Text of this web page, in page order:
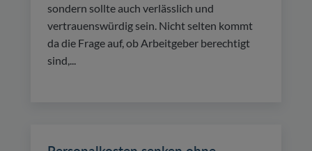
sondern sollte auch verlässlich und
vertrauenswürdig sein. Nicht selten kommt
da die Frage auf, ob Arbeitgeber berechtigt
sind,...